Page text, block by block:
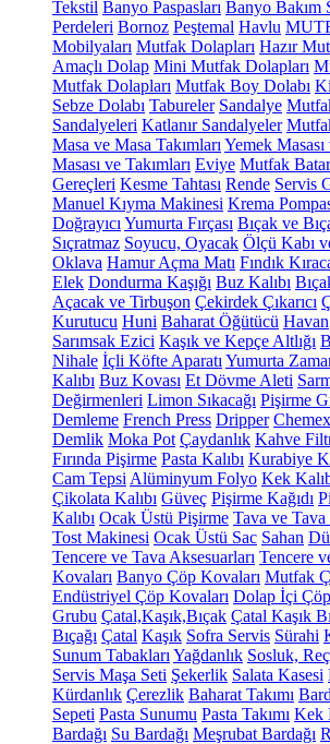
Tekstil Banyo Paspasları Banyo Bakım
Perdeleri Bornoz Peştemal Havlu
Mobilyaları Mutfak Dolapları Hazır
Amaçlı Dolap Mini Mutfak Dolapları
Mutfak Dolapları Mutfak Boy Dolabı
Sebze Dolabı Tabureler Sandalye
Sandalyeleri Katlanır Sandalyeler
Masa ve Masa Takımları Yemek Masası
Masası ve Takımları Eviye Mutfak
Gereçleri Kesme Tahtası Rende Servis
Manuel Kıyma Makinesi Krema
Doğrayıcı Yumurta Fırçası Bıçak ve
Sıçratmaz Soyucu, Oyacak Ölçü Kabı
Oklava Hamur Açma Matı Fındık
Elek Dondurma Kaşığı Buz Kalıbı
Açacak ve Tirbuşon Çekirdek Çıkarıcı
Kurutucu Huni Baharat Öğütücü Havan
Sarımsak Ezici Kaşık ve Kepçe Altlığı
Nihale İçli Köfte Aparatı Yumurta
Kalıbı Buz Kovası Et Dövme Aleti
Değirmenleri Limon Sıkacağı Pişirme
Demleme French Press Dripper Chemex
Demlik Moka Pot Çaydanlık Kahve
Fırında Pişirme Pasta Kalıbı Kurabiye
Cam Tepsi Alüminyum Folyo Kek
Çikolata Kalıbı Güveç Pişirme Kağıdı
Kalıbı Ocak Üstü Pişirme Tava ve Tava
Tost Makinesi Ocak Üstü Sac Sahan
Tencere ve Tava Aksesuarları Tencere
Kovaları Banyo Çöp Kovaları Mutfak
Endüstriyel Çöp Kovaları Dolap İçi
Grubu Çatal,Kaşık,Bıçak Çatal Kaşık
Bıçağı Çatal Kaşık Sofra Servis Sürahi
Sunum Tabakları Yağdanlık Sosluk,
Servis Maşa Seti Şekerlik Salata Kasesi
Kürdanlık Çerezlik Baharat Takımı
Sepeti Pasta Sunumu Pasta Takımı Kek
Bardağı Su Bardağı Meşrubat Bardağı